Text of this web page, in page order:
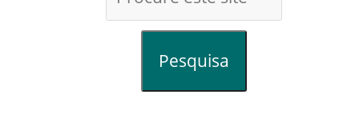
Pesquisa